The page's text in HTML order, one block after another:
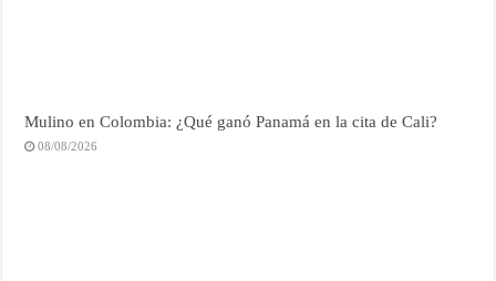
Mulino en Colombia: ¿Qué ganó Panamá en la cita de Cali?
08/08/2026